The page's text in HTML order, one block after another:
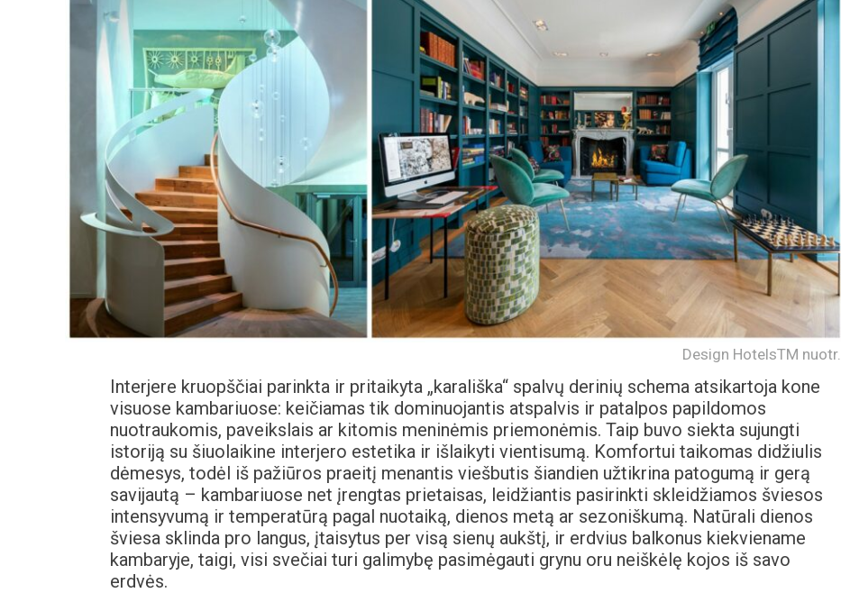
Design HotelsTM nuotr.
Interjere kruopščiai parinkta ir pritaikyta „karališka“ spalvų derinių schema atsikartoja kone
visuose kambariuose: keičiamas tik dominuojantis atspalvis ir patalpos papildomos
nuotraukomis, paveikslais ar kitomis meninėmis priemonėmis. Taip buvo siekta sujungti
istoriją su šiuolaikine interjero estetika ir išlaikyti vientisumą. Komfortui taikomas didžiulis
dėmesys, todėl iš pažiūros praeitį menantis viešbutis šiandien užtikrina patogumą ir gerą
savijautą – kambariuose net įrengtas prietaisas, leidžiantis pasirinkti skleidžiamos šviesos
intensyvumą ir temperatūrą pagal nuotaiką, dienos metą ar sezoniškumą. Natūrali dienos
šviesa sklinda pro langus, įtaisytus per visą sienų aukštį, ir erdvius balkonus kiekviename
kambaryje, taigi, visi svečiai turi galimybę pasimėgauti grynu oru neiškėlę kojos iš savo
erdvės.